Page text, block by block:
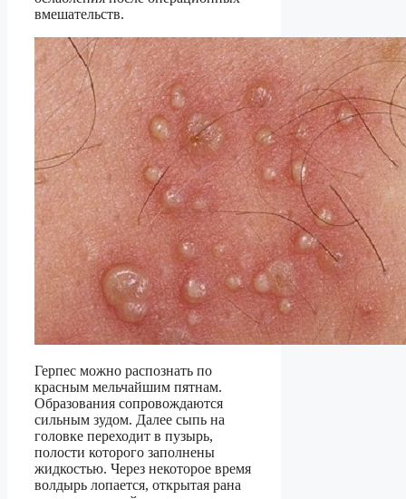
вмешательств.
Герпес можно распознать по
красным мельчайшим пятнам.
Образования сопровождаются
сильным зудом. Далее сыпь на
головке переходит в пузырь,
полости которого заполнены
жидкостью. Через некоторое время
волдырь лопается, открытая рана